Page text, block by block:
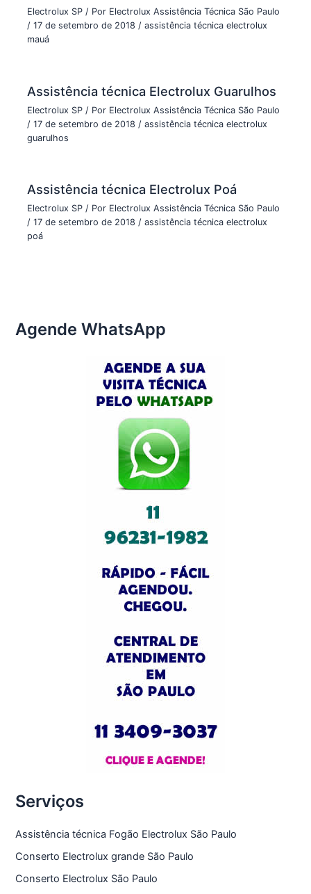
Electrolux SP / Por Electrolux Assistência Técnica São Paulo
/17 de setembro de 2018/assistência técnica electrolux
mauá
Assistência técnica Electrolux Guarulhos
Electrolux SP / Por Electrolux Assistência Técnica São Paulo
/17 de setembro de 2018 /assistência técnica electrolux
guarulhos
Assistência técnica Electrolux Poá
Electrolux SP / Por Electrolux Assistência Técnica São Paulo
/17 de setembro de 2018/assistência técnica electrolux
poá
Agende WhatsApp
Serviços
Assistência técnica Fogão Electrolux São Paulo
Conserto Electrolux grande São Paulo
Conserto Electrolux São Paulo